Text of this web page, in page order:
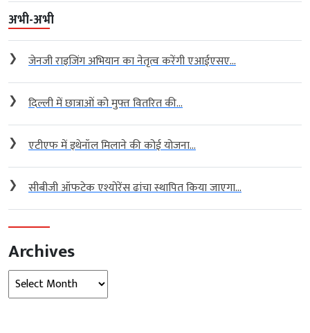
अभी-अभी
❯ जेनजी राइजिंग अभियान का नेतृत्व करेंगी एआईएसए...
❯ दिल्ली में छात्राओं को मुफ्त वितरित की...
❯ एटीएफ में इथेनॉल मिलाने की कोई योजना...
❯ सीबीजी ऑफटेक एश्योरेंस ढांचा स्थापित किया जाएगा...
Archives
Archives